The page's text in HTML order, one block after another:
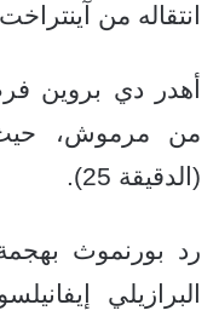
انتقاله من
أهدر دي بروين
من مرموش،
(الدقيقة 25).
رد بورنموث
البرازيلي